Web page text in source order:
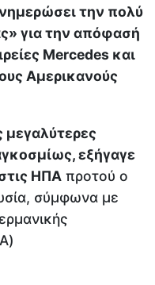
την πολύ
για την απόφασή
Mercedes και
Αμερικανούς
μεγαλύτερες
εξήγαγε
ΗΠΑ προτού ο
σύμφωνα με